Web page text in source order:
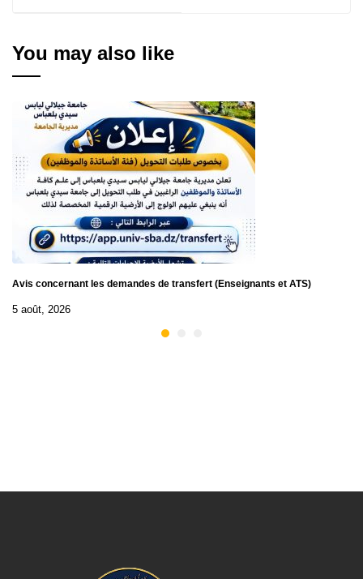
You may also like
Avis concernant les demandes de transfert (Enseignants et ATS)
5 août, 2026